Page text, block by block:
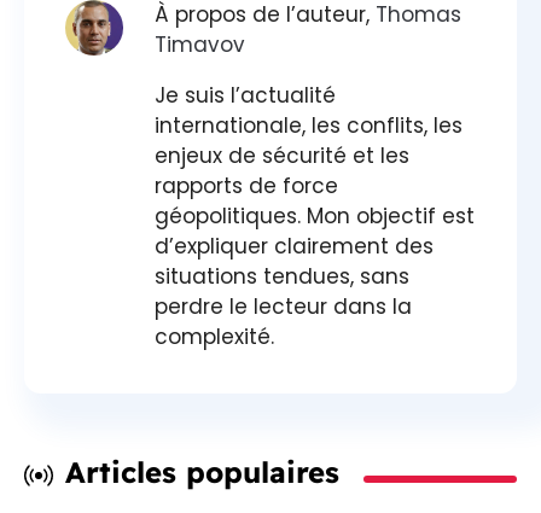
À propos de l’auteur, Thomas
Timavov
Je suis l’actualité
internationale, les conflits, les
enjeux de sécurité et les
rapports de force
géopolitiques. Mon objectif est
d’expliquer clairement des
situations tendues, sans
perdre le lecteur dans la
complexité.
Articles populaires